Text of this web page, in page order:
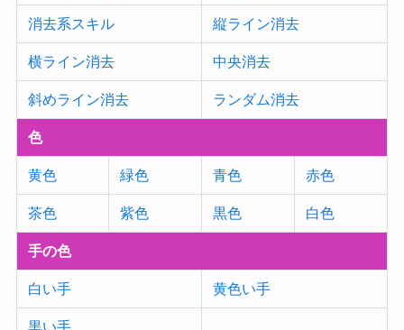
消去系スキル 縦ライン消去
横ライン消去 中央消去
斜めライン消去 ランダム消去
色
黄色 緑色 青色 赤色
茶色 紫色 黒色 白色
手の色
白い手 黄色い手
黒い手